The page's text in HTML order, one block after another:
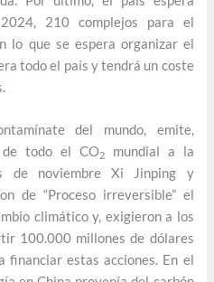
210 complejos para el
lo que se espera organizar el
todo el país y tendrá un coste
del mundo, emite,
de todo el CO2mundial a la
de noviembre Xi Jinping y
de “Proceso irreversible” el
climático y, exigieron a los
100.000 millones de dólares
estas acciones. En el